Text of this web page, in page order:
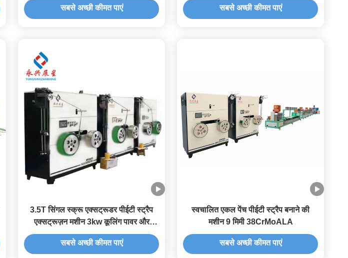
सबसे अच्छी कीमत पाएं
सबसे अच्छी कीमत पाएं
3.5T सिंगल स्क्रू एक्सट्रूडर पीईटी स्ट्रैप
एक्सट्रूज़न मशीन 3kw कूलिंग पावर और
आउटपुट के साथ
सबसे अच्छी कीमत पाएं
स्वचालित एकल पेंच पीईटी स्ट्रैप बनाने की
मशीन 9 मिमी 38CrMoALA
सबसे अच्छी कीमत पाएं